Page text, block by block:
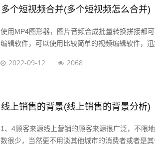
多个短视频合并(多个短视频怎么合并)
使用MP4图形器，图片音频合成批量转换拼接都
编辑软件，可以使用比较简单的视频编辑软件，迅
2022-09-12 2068
线上销售的背景(线上销售的背景分析)
1、4顾客来源线上营销的顾客来源很广泛，不限
数很少，当然更不用谈其他城市的消费者或者是其